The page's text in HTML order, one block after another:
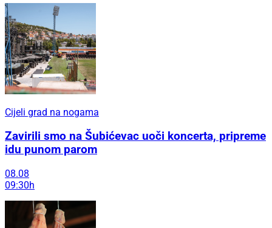
Cijeli grad na nogama
Zavirili smo na Šubićevac uoči koncerta, pripreme
idu punom parom
08.08
09:30h